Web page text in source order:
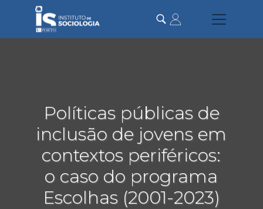
conteúdo
Políticas públicas de
inclusão de jovens em
contextos periféricos:
o caso do programa
Escolhas (2001-2023)